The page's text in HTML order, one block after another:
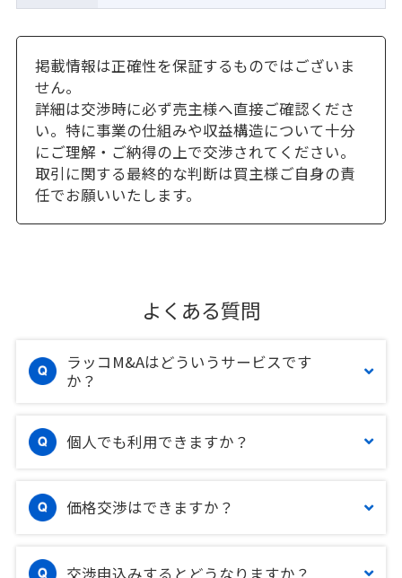
掲載情報は正確性を保証するものではございま
せん。
詳細は交渉時に必ず売主様へ直接ご確認くださ
い。特に事業の仕組みや収益構造について十分
にご理解・ご納得の上で交渉されてください。
取引に関する最終的な判断は買主様ご自身の責
任でお願いいたします。
よくある質問
ラッコM&Aはどういうサービスです
か？
個人でも利用できますか？
価格交渉はできますか？
交渉申込みするとどうなりますか？